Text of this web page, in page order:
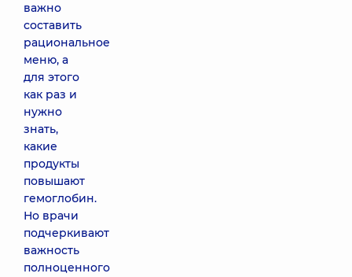
важно
составить
рациональное
меню, а
для этого
как раз и
нужно
знать,
какие
продукты
повышают
гемоглобин.
Но врачи
подчеркивают
важность
полноценного